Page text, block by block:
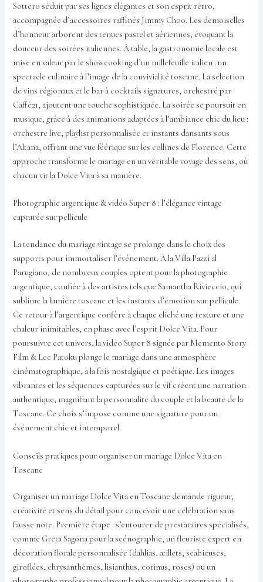
Sottero séduit par ses lignes élégantes et son esprit rétro,
accompagnée d’accessoires raffinés Jimmy Choo. Les demoiselles
d’honneur arborent des tenues pastel et aériennes, évoquant la
douceur des soirées italiennes. À table, la gastronomie locale est
mise en valeur par le showcooking d’un millefeuille italien : un
spectacle culinaire à l’image de la convivialité toscane. La sélection
de vins régionaux et le bar à cocktails signatures, orchestré par
Caffè21, ajoutent une touche sophistiquée. La soirée se poursuit en
musique, grâce à des animations adaptées à l’ambiance chic du lieu :
orchestre live, playlist personnalisée et instants dansants sous
l’Altana, offrant une vue féérique sur les collines de Florence. Cette
approche transforme le mariage en un véritable voyage des sens, où
chacun vit la Dolce Vita à sa manière.
Photographie argentique & vidéo Super 8 : l’élégance vintage
capturée sur pellicule
La tendance du mariage vintage se prolonge dans le choix des
supports pour immortaliser l’événement. À la Villa Pazzi al
Parugiano, de nombreux couples optent pour la photographie
argentique, confiée à des artistes tels que Samantha Rivieccio, qui
sublime la lumière toscane et les instants d’émotion sur pellicule.
Ce retour à l’argentique confère à chaque cliché une texture et une
chaleur inimitables, en phase avec l’esprit Dolce Vita. Pour
poursuivre cet univers, la vidéo Super 8 signée par Memento Story
Film & Lec Patoku plonge le mariage dans une atmosphère
cinématographique, à la fois nostalgique et poétique. Les images
vibrantes et les séquences capturées sur le vif créent une narration
authentique, magnifiant la personnalité du couple et la beauté de la
Toscane. Ce choix s’impose comme une signature pour un
événement chic et intemporel.
Conseils pratiques pour organiser un mariage Dolce Vita en
Toscane
Organiser un mariage Dolce Vita en Toscane demande rigueur,
créativité et sens du détail pour concevoir une célébration sans
fausse note. Première étape : s’entourer de prestataires spécialisés,
comme Greta Sagona pour la scénographie, un fleuriste expert en
décoration florale personnalisée (dahlias, œillets, scabieuses,
giroflées, chrysanthèmes, lisianthus, cotinus, roses) ou un